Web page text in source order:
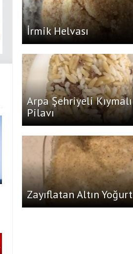
İrmik Helvası
Arpa Şehriyeli
Pilavı
Zayıflatan Altın Yoğurt